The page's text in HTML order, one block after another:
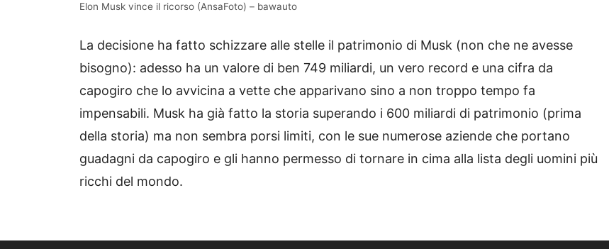
Elon Musk vince il ricorso (AnsaFoto) – bawauto
La decisione ha fatto schizzare alle stelle il patrimonio di Musk (non che ne avesse
bisogno): adesso ha un valore di ben 749 miliardi, un vero record e una cifra da
capogiro che lo avvicina a vette che apparivano sino a non troppo tempo fa
impensabili. Musk ha già fatto la storia superando i 600 miliardi di patrimonio (prima
della storia) ma non sembra porsi limiti, con le sue numerose aziende che portano
guadagni da capogiro e gli hanno permesso di tornare in cima alla lista degli uomini più
ricchi del mondo.